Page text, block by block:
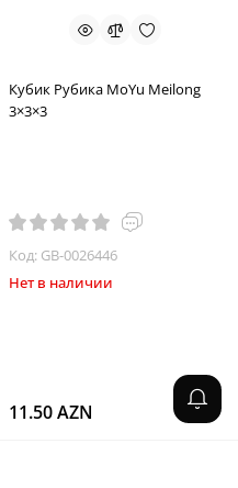
Кубик Рубика MoYu Meilong
3×3×3
Код: GB-0026446
Нет в наличии
11.50 AZN